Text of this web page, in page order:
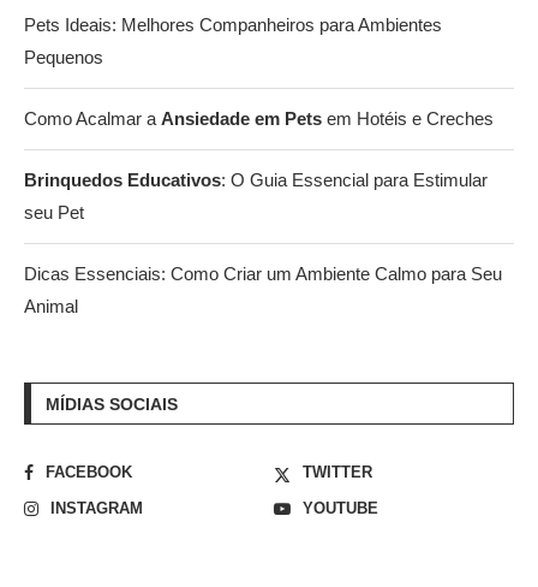
Pets Ideais: Melhores Companheiros para Ambientes
Pequenos
Como Acalmar a Ansiedade em Pets em Hotéis e Creches
Brinquedos Educativos: O Guia Essencial para Estimular
seu Pet
Dicas Essenciais: Como Criar um Ambiente Calmo para Seu
Animal
MÍDIAS SOCIAIS
FACEBOOK
TWITTER
INSTAGRAM
YOUTUBE